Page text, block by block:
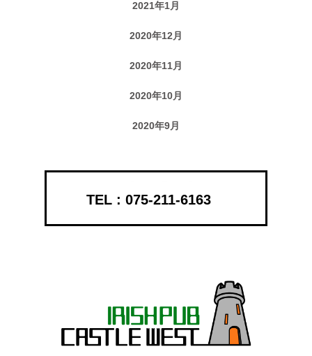
2021年1月
2020年12月
2020年11月
2020年10月
2020年9月
075-211-6163